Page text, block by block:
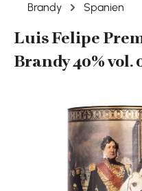
Brandy Spanien
Luis Felipe
Brandy 40% vol.
Bildergalerie überspringen